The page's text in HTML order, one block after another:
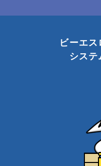
ビーエス
システ